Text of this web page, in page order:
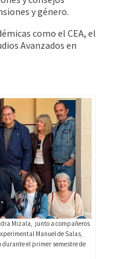
y género.
como el CEA, el
Avanzados en
Mizala, junto a compañeros
Manuel de Salas,
el primer semestre de